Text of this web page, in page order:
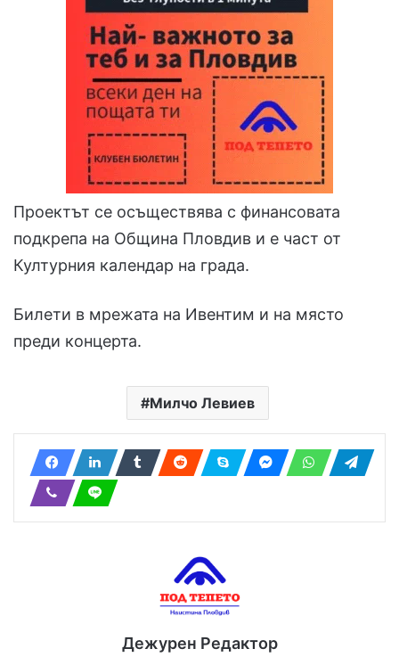
Проектът се осъществява с финансовата
подкрепа на Община Пловдив и е част от
Културния календар на града.
Билети в мрежата на Ивентим и на място
преди концерта.
Милчо Левиев
Дежурен Редактор